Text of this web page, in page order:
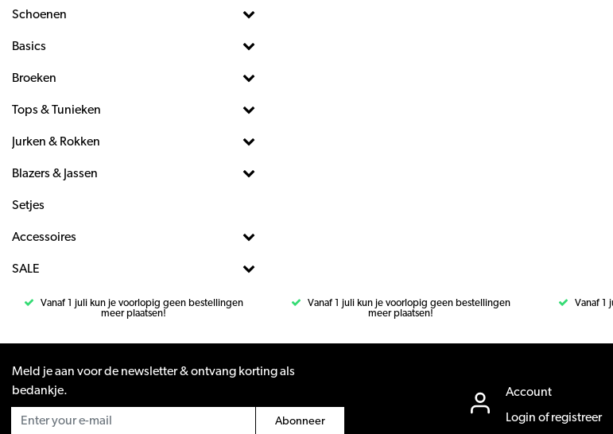
Schoenen
Basics
Broeken
Tops & Tunieken
Jurken & Rokken
Blazers & Jassen
Setjes
Accessoires
SALE
Vanaf 1 juli kun je voorlopig geen bestellingen
meer plaatsen!
Vanaf 1 juli kun je voorlopig geen bestellingen
meer plaatsen!
Vanaf 1
Meld je aan voor de newsletter & ontvang korting als
bedankje.
Abonneer
Account
Login of registreer